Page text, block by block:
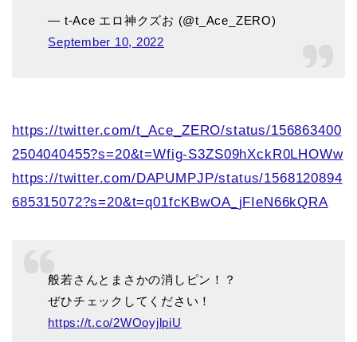
— t-Ace エロ神クズお (@t_Ace_ZERO)
September 10, 2022
https://twitter.com/t_Ace_ZERO/status/156863400
2504040455?s=20&t=Wfig-S3ZS09hXckR0LHOWw
https://twitter.com/DAPUMPJP/status/1568120894
685315072?s=20&t=q01fcKBwOA_jFIeN66kQRA
般若さんとまさかの消しピン！？
ぜひチェックしてください！
https://t.co/2WOoyjlpiU